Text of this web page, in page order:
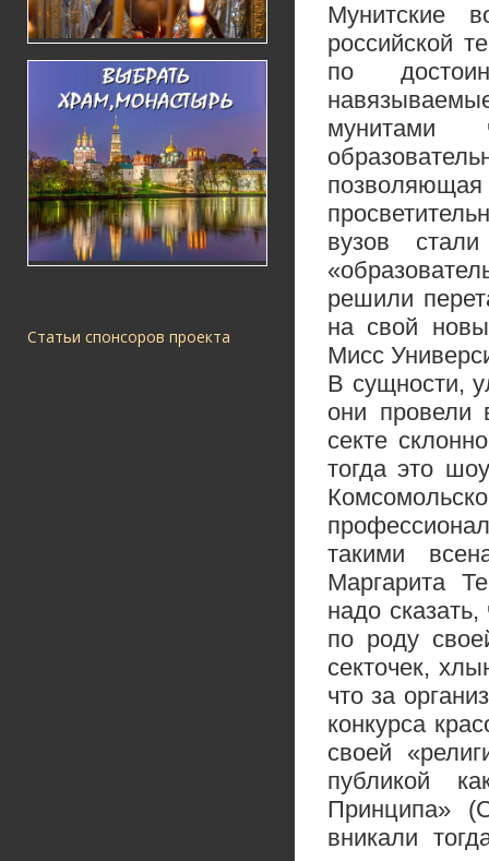
Статьи спонсоров проекта
Мунитские
российской
по
мунитами
вузов
решили
на свой
Мисс
В сущности,
они провели
секте
тогда это
такими
Маргарита
надо
по роду
секточек,
что за
конкурса
своей
публикой
Принципа»
вникали